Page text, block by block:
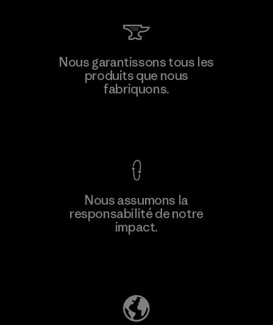
Nous garantissons tous les
produits que nous
fabriquons.
Nous assumons la
responsabilité de notre
impact.